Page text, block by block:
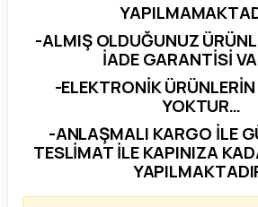
Parça
-ALMIŞ OLDUĞUNUZ
İADE GARANTİSİ
-ELEKTRONİK
YOKTUR…
-ANLAŞMALI KARGO İLE
TESLİMAT İLE KAPINIZA